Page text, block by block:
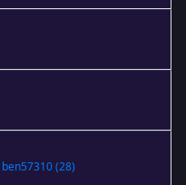
ben57310(28)